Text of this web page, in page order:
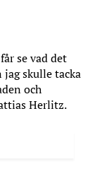
se vad det
skulle tacka
och
Herlitz.